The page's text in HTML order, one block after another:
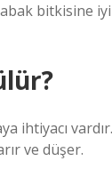
bitkisine
ihtiyacı
ve düşer.